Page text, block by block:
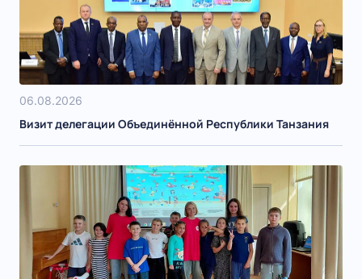
06.08.2026
Визит делегации Объединённой Республики Танзания